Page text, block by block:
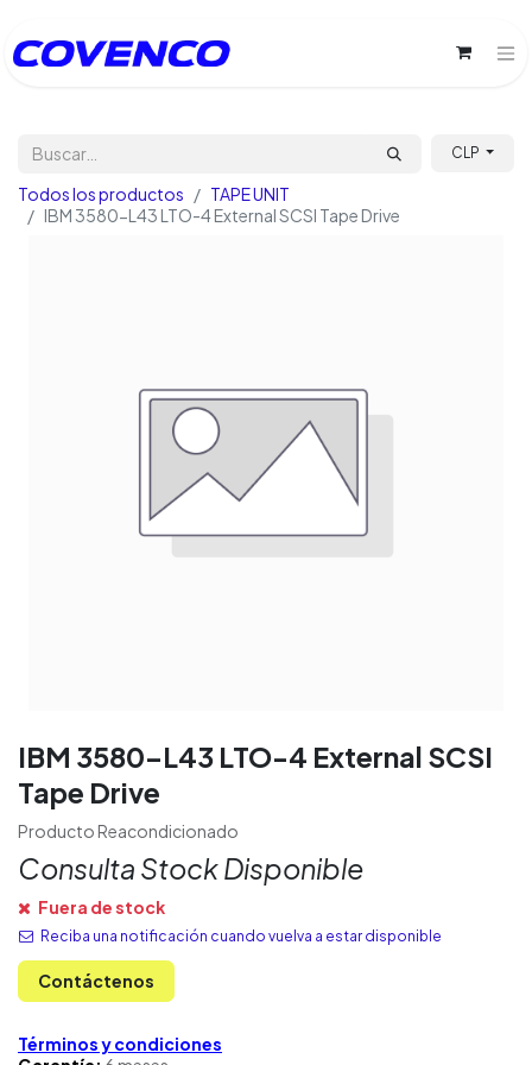
CLP
Todos los productos
TAPE UNIT
IBM 3580-L43 LTO-4 External SCSI Tape Drive
IBM 3580-L43 LTO-4 External SCSI
Tape Drive
Producto Reacondicionado
Consulta Stock Disponible
Fuera de stock
Reciba una notificación cuando vuelva a estar disponible
Contáctenos
Términos y condiciones